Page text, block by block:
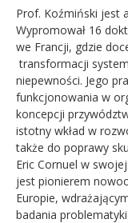
Prof. Koźmiński jest
Wypromował 16
we Francji, gdzie
transformacji
niepewności. Jego
funkcjonowania w
koncepcji
istotny wkład w
także do poprawy
Eric Cornuel w
jest pionierem
Europie,
badania